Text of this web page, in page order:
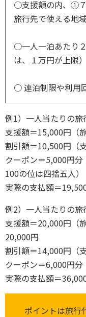
○支援額の内、①
旅行先で使える地
○一人一泊あたり
は、１万円が上限）
○ 連泊制限や利用
例1）一人当たりの
支援額＝15,000円（
割引額＝10,500円（
クーポン＝5,000円
100の位は四捨五入）
実際の支払額＝
例2）一人当たりの
支援額＝20,000円（
20,000円
割引額＝14,000円（
クーポン＝6,000円分
実際の支払額＝
ポイントは旅行